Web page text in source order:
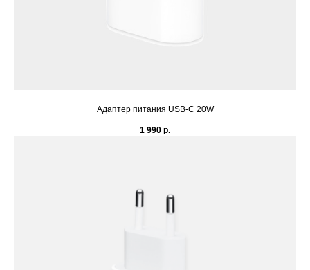
Адаптер питания USB‑C 20W
1 990 р.